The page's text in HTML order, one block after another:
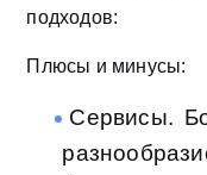
подходов:
Плюсы и минусы:
Сервисы.